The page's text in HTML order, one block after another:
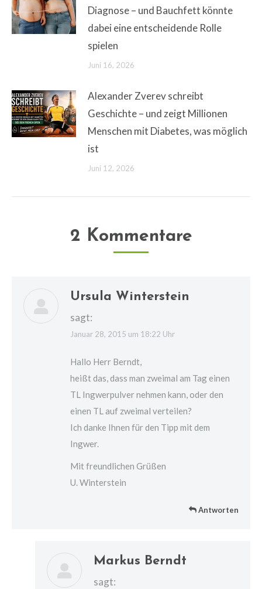
Diagnose – und Bauchfett könnte
dabei eine entscheidende Rolle
spielen
Juni 16, 2026
Alexander Zverev schreibt
Geschichte – und zeigt Millionen
Menschen mit Diabetes, was möglich
ist
Juni 12, 2026
2 Kommentare
Ursula Winterstein
sagt:
Januar 28, 2015 um 18:22 Uhr
Hallo Herr Berndt,
heißt das, dass man zweimal am Tag einen
TL Ingwerpulver nehmen kann, oder den
einen TL auf zweimal verteilen?
Ich danke Ihnen für den Tipp mit dem
Ingwer.
Mit freundlichen Grüßen
U. Winterstein
Antworten
Markus Berndt
sagt: